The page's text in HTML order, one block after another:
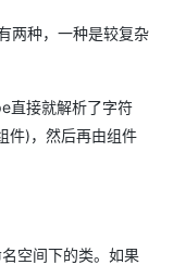
两种，一种是较复杂
直接就解析了字符
件)，然后再由组件
空间下的类。如果